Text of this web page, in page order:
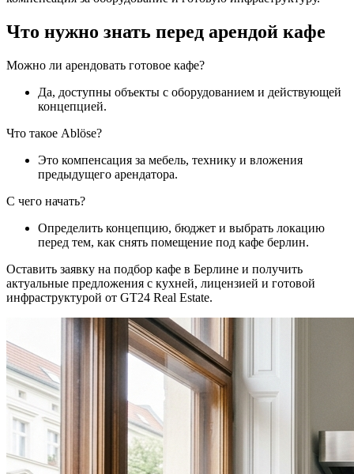
Что нужно знать перед арендой кафе
Можно ли арендовать готовое кафе?
Да, доступны объекты с оборудованием и действующей
концепцией.
Что такое Ablöse?
Это компенсация за мебель, технику и вложения
предыдущего арендатора.
С чего начать?
Определить концепцию, бюджет и выбрать локацию
перед тем, как снять помещение под кафе берлин.
Оставить заявку на подбор кафе в Берлине и получить
актуальные предложения с кухней, лицензией и готовой
инфраструктурой от GT24 Real Estate.